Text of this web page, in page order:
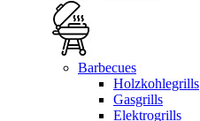
Barbecues
Holzkohlegrills
Gasgrills
Elektrogrills